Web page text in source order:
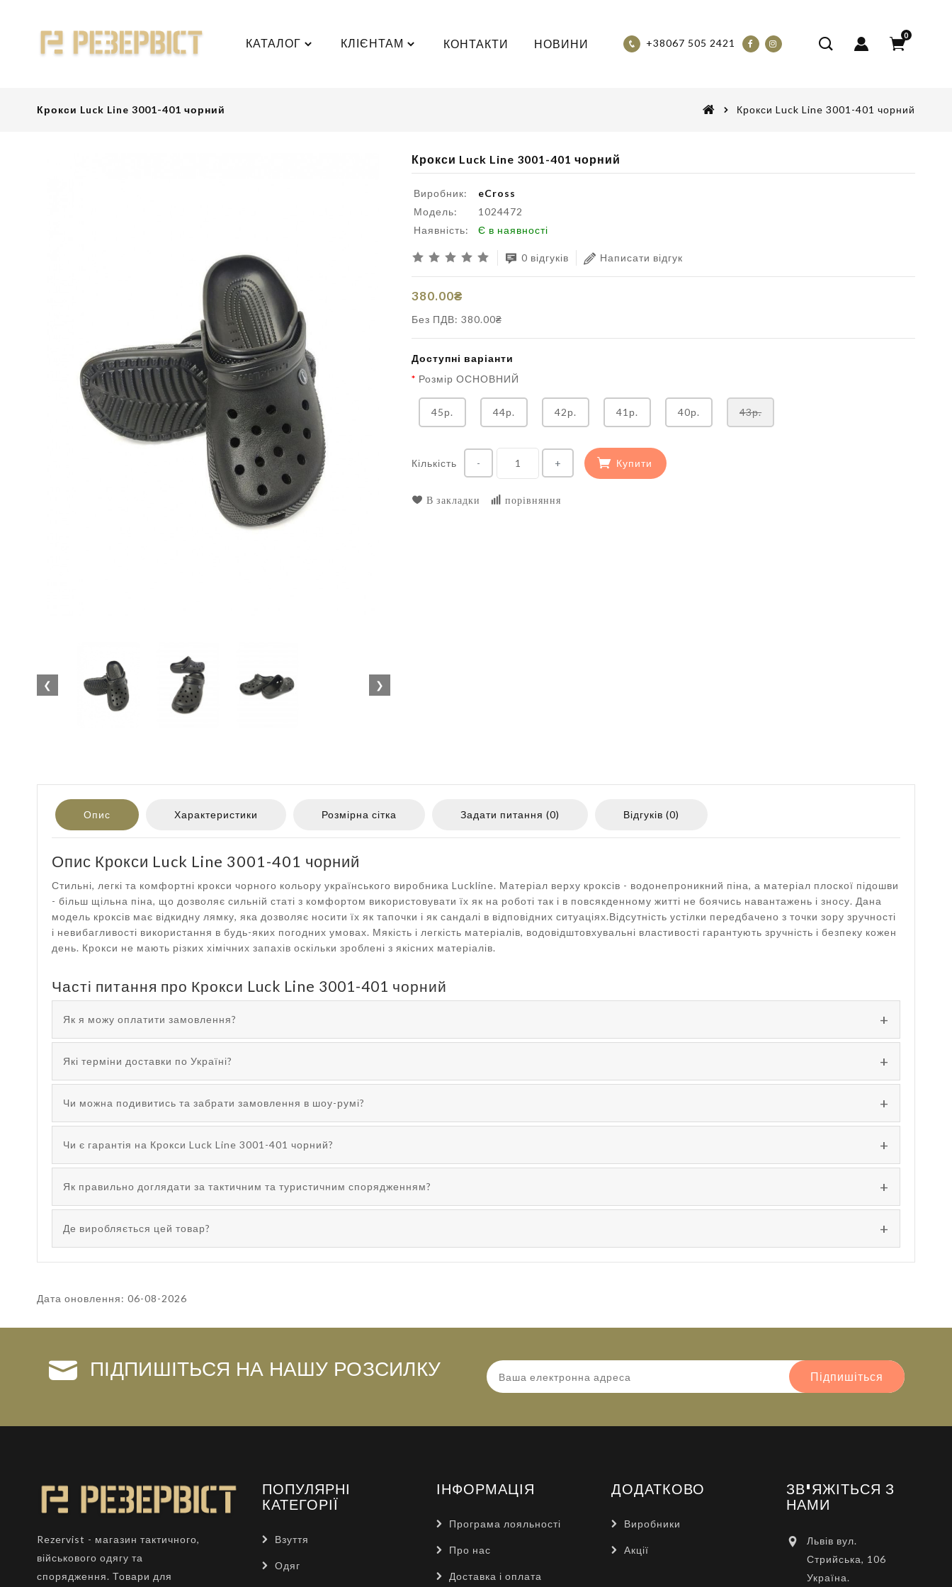
КАТАЛОГ КЛІЄНТАМ КОНТАКТИ НОВИНИ +38067 505 2421
0
Крокси Luck Line 3001-401 чорний Крокси Luck Line 3001-401 чорний
❮ ❯
Крокси Luck Line 3001-401 чорний
Виробник:
eCross
Модель:
1024472
Наявність:
Є в наявності
0 відгуків Написати відгук
380.00₴
Без ПДВ: 380.00₴
Доступні варіанти
Розмір ОСНОВНИЙ
45р. 44р. 42р. 41р. 40р. 43р.
Кількість - + Купити
В закладки порівняння
Опис Характеристики Розмірна сітка Задати питання (0) Відгуків (0)
Опис Крокси Luck Line 3001-401 чорний
Стильні, легкі та комфортні крокси чорного кольору українського виробника Luckline. Матеріал верху кроксів - водонепроникний піна, а матеріал плоскої підошви
- більш щільна піна, що дозволяє сильній статі з комфортом використовувати їх як на роботі так і в повсякденному житті не боячись навантажень і зносу. Дана
модель кроксів має відкидну лямку, яка дозволяє носити їх як тапочки і як сандалі в відповідних ситуаціях.Відсутність устілки передбачено з точки зору зручності
і невибагливості використання в будь-яких погодних умовах. Мякість і легкість матеріалів, водовідштовхувальні властивості гарантують зручність і безпеку кожен
день. Крокси не мають різких хімічних запахів оскільки зроблені з якісних матеріалів.
Часті питання про Крокси Luck Line 3001-401 чорний
Як я можу оплатити замовлення?
Які терміни доставки по Україні?
Чи можна подивитись та забрати замовлення в шоу-румі?
Чи є гарантія на Крокси Luck Line 3001-401 чорний?
Як правильно доглядати за тактичним та туристичним спорядженням?
Де виробляється цей товар?
Дата оновлення: 06-08-2026
ПІДПИШІТЬСЯ НА НАШУ РОЗСИЛКУ Підпишіться
Rezervist - магазин тактичного,
військового одягу та
спорядження. Товари для
ПОПУЛЯРНІ
КАТЕГОРІЇ
Взуття
Одяг
ІНФОРМАЦІЯ
Програма лояльності
Про нас
Доставка і оплата
ДОДАТКОВО
Виробники
Акції
ЗВ'ЯЖІТЬСЯ З
НАМИ
Львів вул.
Стрийська, 106
Україна.